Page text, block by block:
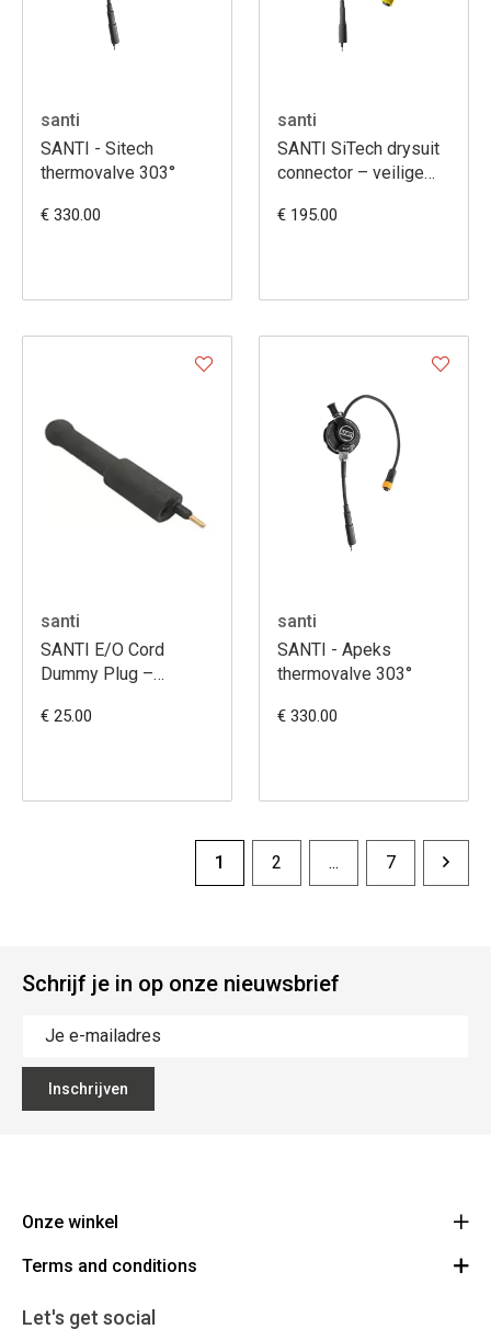
santi
SANTI - Sitech
thermovalve 303°
€ 330.00
santi
SANTI SiTech drysuit
connector – veilige
verwarmingssysteem
€ 195.00
santi
SANTI E/O Cord
Dummy Plug –
E/O‑connector van
€ 25.00
santi
SANTI - Apeks
thermovalve 303°
€ 330.00
1 2 ... 7
Schrijf je in op onze nieuwsbrief
Inschrijven
Onze winkel
The Big Blue
Route
Terms and conditions
Voorwaarden
Let's get social